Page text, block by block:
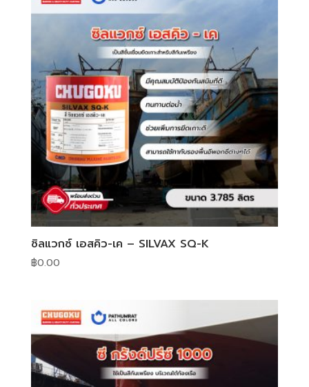
ซิลแวกซ์ เอสคิว-เค – SILVAX SQ-K
฿0.00